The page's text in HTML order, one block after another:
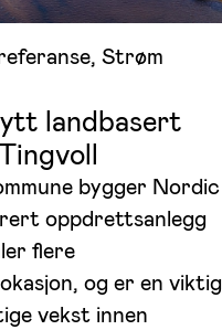
, Strøm
landbasert
bygger Nordic
oppdrettsanlegg
flere
og er en viktig
vekst innen